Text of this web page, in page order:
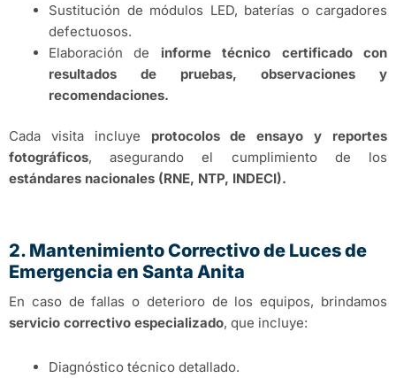
Sustitución de módulos LED, baterías o cargadores
defectuosos.
Elaboración de informe técnico certificado con
resultados de pruebas, observaciones y
recomendaciones.
Cada visita incluye protocolos de ensayo y reportes
fotográficos, asegurando el cumplimiento de los
estándares nacionales (RNE, NTP, INDECI).
2. Mantenimiento Correctivo de Luces de
Emergencia en Santa Anita
En caso de fallas o deterioro de los equipos, brindamos
servicio correctivo especializado, que incluye:
Diagnóstico técnico detallado.